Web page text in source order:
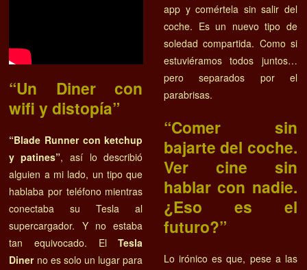
“Un Diner con
wifi y distopía”
“Blade Runner con ketchup
y patines”, así lo describió
alguien a mi lado, un tipo que
hablaba por teléfono mientras
conectaba su Tesla al
supercargador. Y no estaba
tan equivocado. ElTesla
Dinerno es solo un lugar para
app y comértela sin salir del
coche. Es un nuevo tipo de
soledad compartida. Como si
estuviéramos todos juntos…
pero separados por el
parabrisas.
“Comer sin
bajarte del coche.
Ver cine sin
hablar con nadie.
¿Eso es el
futuro?”
Lo irónico es que, pese a las